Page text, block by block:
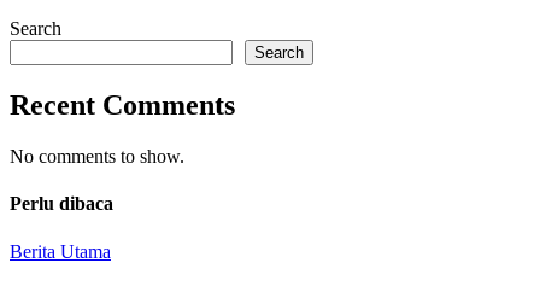
Search
Search
Recent Comments
No comments to show.
Perlu dibaca
Berita Utama